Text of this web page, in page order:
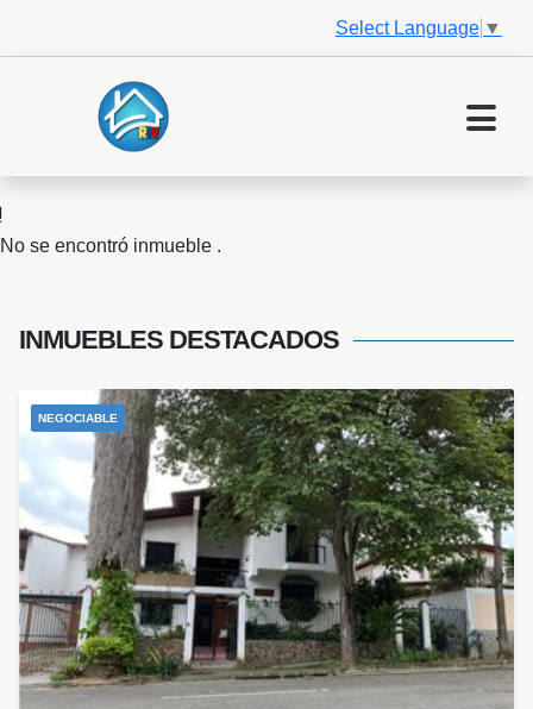
Select Language ▼
No se encontró inmueble .
INMUEBLES DESTACADOS
NEGOCIABLE